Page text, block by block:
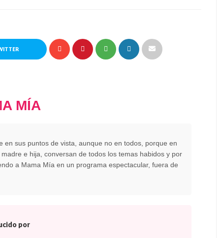
MÍA
sus puntos de vista, aunque no en todos, porque en
e hija, conversan de todos los temas habidos y por
a Mama Mía en un programa espectacular, fuera de
por